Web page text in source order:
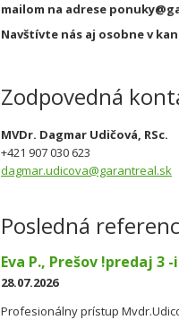
mailom na adrese
Navštívte nás aj osobne v
Zodpovedná
MVDr. Dagmar Udičová, RSc.
+421 907 030 623
dagmar.udicova@garantreal.sk
Posledná
Eva P., Prešov !predaj 3
28.07.2026
Profesionálny prístup